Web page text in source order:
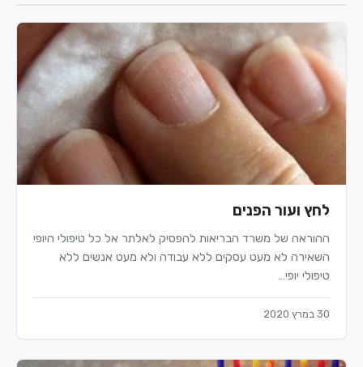
לחץ ועור הפנים
ההוראה של משרד הבריאות להפסיק לאלתר אל כל טיפולי היופי
השאירה לא מעט עסקים ללא עבודה ולא מעט אנשים ללא
טיפולי יופי…
30 במרץ 2020